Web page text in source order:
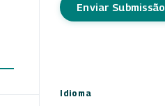
Enviar Submissão
Idioma